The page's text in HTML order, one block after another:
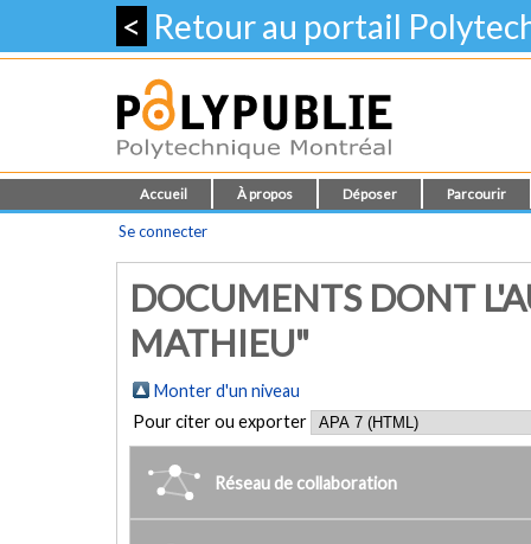
< Retour au portail
Accueil À propos Déposer Parcourir
Se connecter
DOCUMENTS DONT
MATHIEU"
Monter d'un niveau
Pour citer ou exporter
Réseau de collaboration